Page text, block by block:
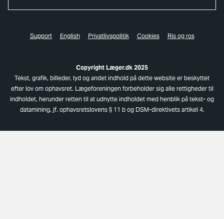
Support English Privatlivspolitik Cookies Ris og ros
Copyright Læger.dk 2025
Tekst, grafik, billeder, lyd og andet indhold på dette website er beskyttet
efter lov om ophavsret. Lægeforeningen forbeholder sig alle rettigheder til
indholdet, herunder retten til at udnytte indholdet med henblik på tekst- og
datamining, jf. ophavsretslovens § 11 b og DSM-direktivets artikel 4.